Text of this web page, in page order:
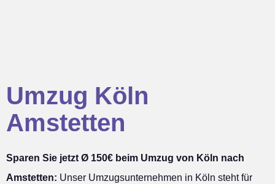
Umzug Köln
Amstetten
Sparen Sie jetzt Ø 150€ beim Umzug von Köln nach
Amstetten: Unser Umzugsunternehmen in Köln steht für